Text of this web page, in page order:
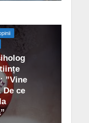
”Vine
De ce